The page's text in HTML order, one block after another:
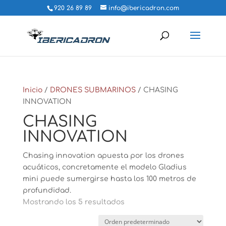
920 26 89 89 info@ibericadron.com
Inicio/ DRONES SUBMARINOS/ CHASING
INNOVATION
CHASING
INNOVATION
Chasing innovation apuesta por los drones
acuáticos, concretamente el modelo Gladius
mini puede sumergirse hasta los 100 metros de
profundidad.
Mostrando los 5 resultados